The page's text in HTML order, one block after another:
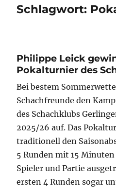
Schlagwort:
Philippe Leick
Pokalturnier des
Bei bestem
Schachfreunde den
des Schachklubs
2025/26 auf. Das
traditionell den
5 Runden mit 15
Spieler und Partie
ersten 4 Runden sogar